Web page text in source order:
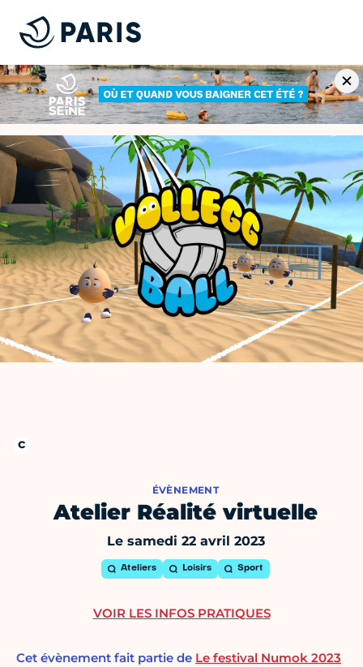
ÉVÈNEMENT
Atelier Réalité virtuelle
Le samedi 22 avril 2023
Ateliers Loisirs Sport
Cet évènement fait partie de Le festival Numok 2023
VOIR LES INFOS PRATIQUES